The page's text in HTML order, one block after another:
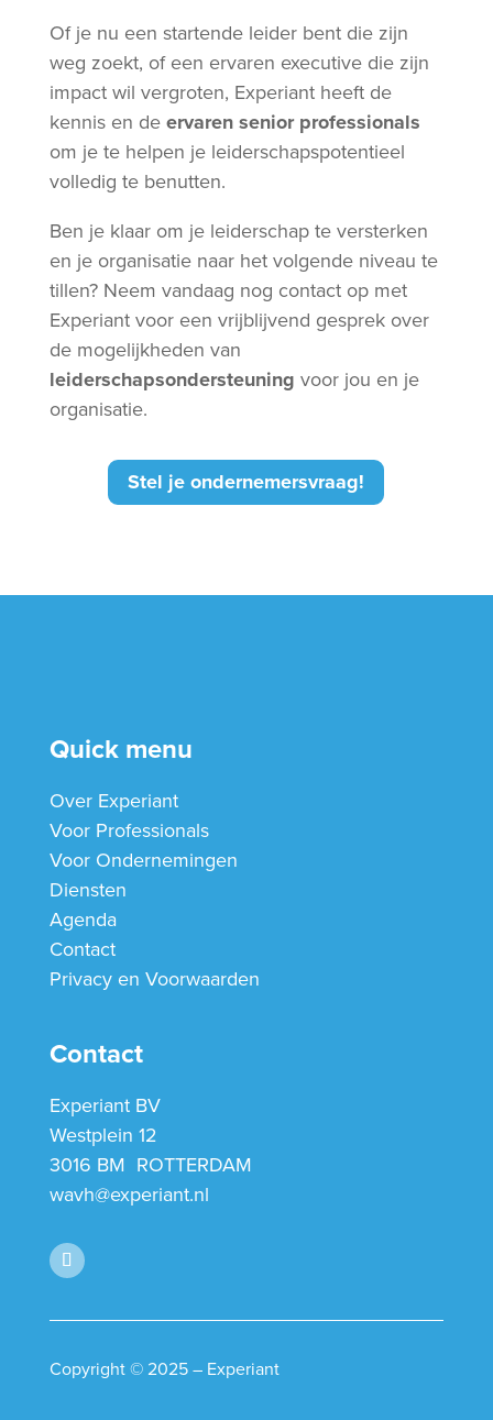
Of je nu een startende leider bent die zijn
weg zoekt, of een ervaren executive die zijn
impact wil vergroten, Experiant heeft de
kennis en deervaren senior professionals
om je te helpen je leiderschapspotentieel
volledig te benutten.
Ben je klaar om je leiderschap te versterken
en je organisatie naar het volgende niveau te
tillen? Neem vandaag nog contact op met
Experiant voor een vrijblijvend gesprek over
de mogelijkheden van
leiderschapsondersteuning voor jou en je
organisatie.
Stel je ondernemersvraag!
Quick menu
Over Experiant
Voor Professionals
Voor Ondernemingen
Diensten
Agenda
Contact
Privacy en Voorwaarden
Contact
Experiant BV
Westplein 12
3016 BM ROTTERDAM
wavh@experiant.nl
Copyright © 2025 – Experiant